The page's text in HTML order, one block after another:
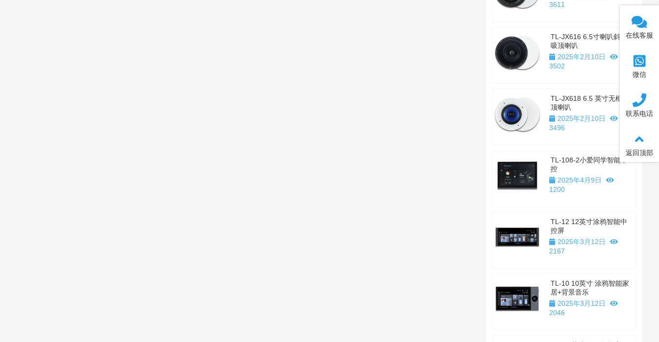
3611
TL-JX616 6.5寸喇叭斜置
吸顶喇叭
2025年2月10日
3502
TL-JX618 6.5 英寸无框吸
顶喇叭
2025年2月10日
3496
TL-108-2小爱同学智能中
控
2025年4月9日
1200
TL-12 12英寸涂鸦智能中
控屏
2025年3月12日
2167
TL-10 10英寸 涂鸦智能家
居+背景音乐
2025年3月12日
2046
在线客服
微信
联系电话
返回顶部